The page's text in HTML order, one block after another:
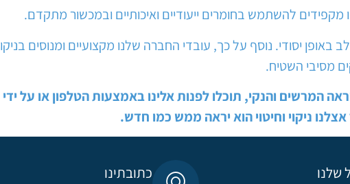
להשתמש בחומרים ייעודיים ואיכותיים ובמכשור מתקדם.
יסודי. נוסף על כך, עובדי החברה שלנו מקצועיים ומנוסים
מסיבי השטיח.
והנקי, תוכלו לפנות אלינו באמצעות הטלפון או על
ניקוי וחיטוי הוא יראה ממש כמו חדש.
שלנו כתובתינו